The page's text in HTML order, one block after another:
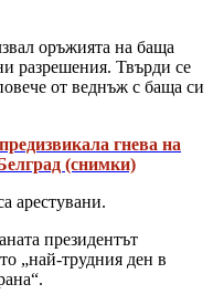
оръжията на баща
разрешения. Твърди се
от веднъж с баща си
гнева на
(снимки)
арестувани.
президентът
„най-трудния ден в